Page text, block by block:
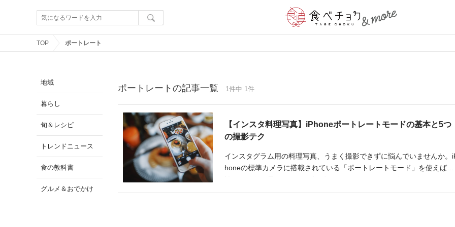
TOP ポートレート
地域
暮らし
旬＆レシピ
トレンドニュース
食の教科書
グルメ＆おでかけ
ポートレートの記事一覧 1件中 1件
【インスタ料理写真】iPhoneポートレートモードの基本と5つ
の撮影テク
インスタグラム用の料理写真、うまく撮影できずに悩んでいませんか。
honeの標準カメラに搭載されている「ポートレートモード」を使えば、
ートモードの使い方の基本と、取り入れるだけで写真の質があがる5つ